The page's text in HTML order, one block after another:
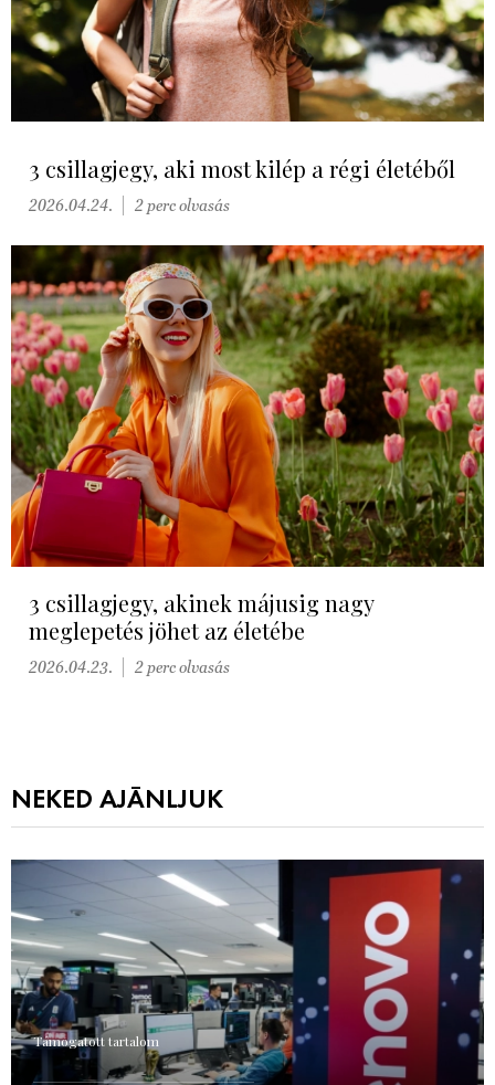
3 csillagjegy, aki most kilép a régi életéből
2026.04.24. 2 perc olvasás
3 csillagjegy, akinek májusig nagy
meglepetés jöhet az életébe
2026.04.23. 2 perc olvasás
NEKED AJÁNLJUK
Támogatott tartalom